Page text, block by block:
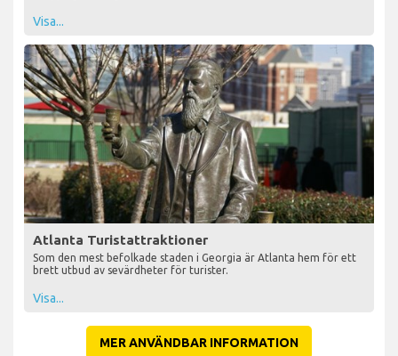
Visa...
Atlanta Turistattraktioner
Som den mest befolkade staden i Georgia är Atlanta hem för ett
brett utbud av sevärdheter för turister.
Visa...
MER ANVÄNDBAR INFORMATION